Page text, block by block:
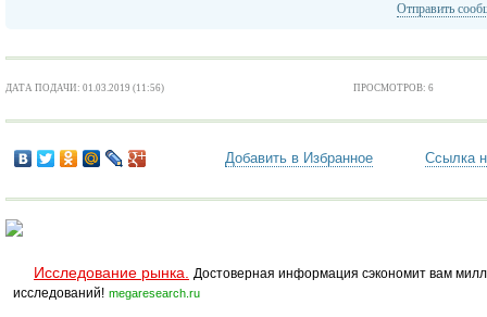
Отправить
ДАТА ПОДАЧИ: 01.03.2019 (11:56) ПРОСМОТРОВ: 6
Добавить в Избранное Ссылка
Исследование рынка.
Достоверная информация сэкономит вам
исследований! megaresearch.ru